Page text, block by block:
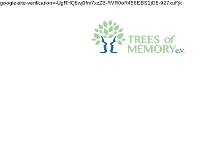
google-site-verification=-UgRHQ8wj0fm7xzZB-RVR0oR456EBS1jG8-927xuFjk